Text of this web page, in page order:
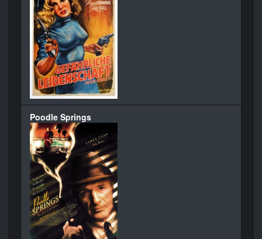
Poodle Springs